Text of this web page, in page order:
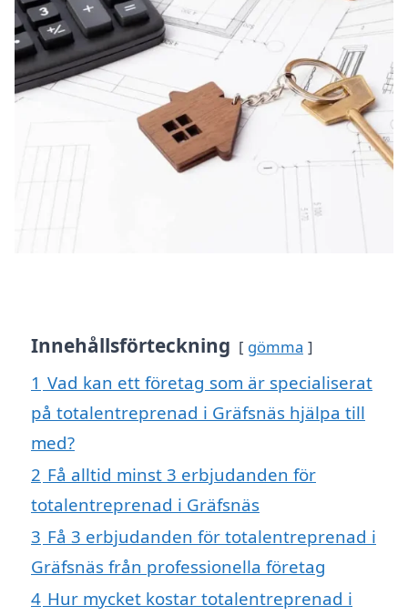
Innehållsförteckning gömma
1 Vad kan ett företag som är specialiserat
på totalentreprenad i Gräfsnäs hjälpa till
med?
2 Få alltid minst 3 erbjudanden för
totalentreprenad i Gräfsnäs
3 Få 3 erbjudanden för totalentreprenad i
Gräfsnäs från professionella företag
4 Hur mycket kostar totalentreprenad i